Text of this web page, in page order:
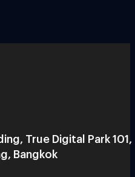
True Digital Park 101,
Bangkok